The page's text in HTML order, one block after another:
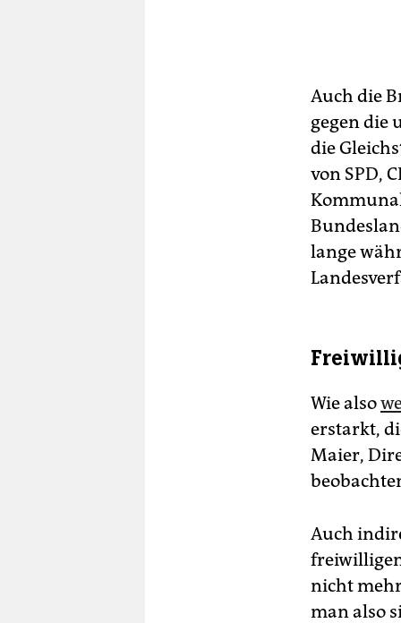
Auch die
gegen die
die
von SPD,
lange
Wie also
erstarkt,
Maier,
Auch
nicht
man also